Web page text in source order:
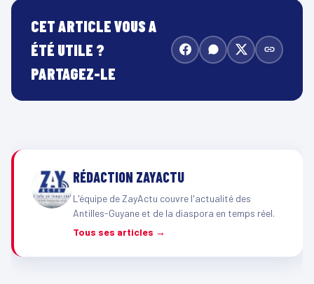
CET ARTICLE VOUS A
ÉTÉ UTILE ?
PARTAGEZ-LE
RÉDACTION ZAYACTU
L'équipe de ZayActu couvre l'actualité des
Antilles-Guyane et de la diaspora en temps réel.
Tous ses articles →